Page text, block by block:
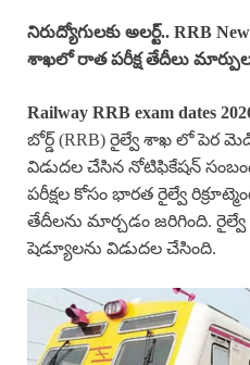
నిరుద్యోగులకు అలర్ట్.. RRB
శాఖలో రాత పరీక్ష తేదీలు
Railway RRB exam dates
బోర్డ్ (RRB) రైల్వే శాఖ లో పెర
విడుదల చేసిన నోటిఫికేషన్
పరీక్షల కోసం భారత రైల్వే
తేదీలను మార్చడం జరిగింది. రైల్వే
షెడ్యూలను విడుదల చేసింది.